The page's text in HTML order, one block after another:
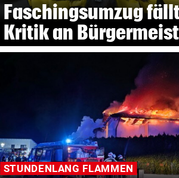
Faschingsumzug
Kritik an
STUNDENLANG FLAMMEN